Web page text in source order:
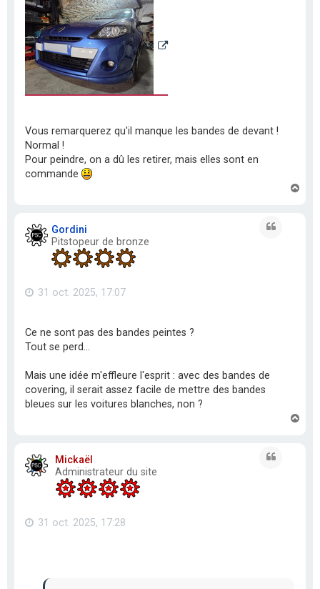
Vous remarquerez qu'il manque les bandes de devant !
Normal !
Pour peindre, on a dû les retirer, mais elles sont en
commande
Gordini
Pitstopeur de bronze
31 oct. 2025, 17:07
Ce ne sont pas des bandes peintes ?
Tout se perd...
Mais une idée m'effleure l'esprit : avec des bandes de
covering, il serait assez facile de mettre des bandes
bleues sur les voitures blanches, non ?
Mickaël
Administrateur du site
31 oct. 2025, 17:28